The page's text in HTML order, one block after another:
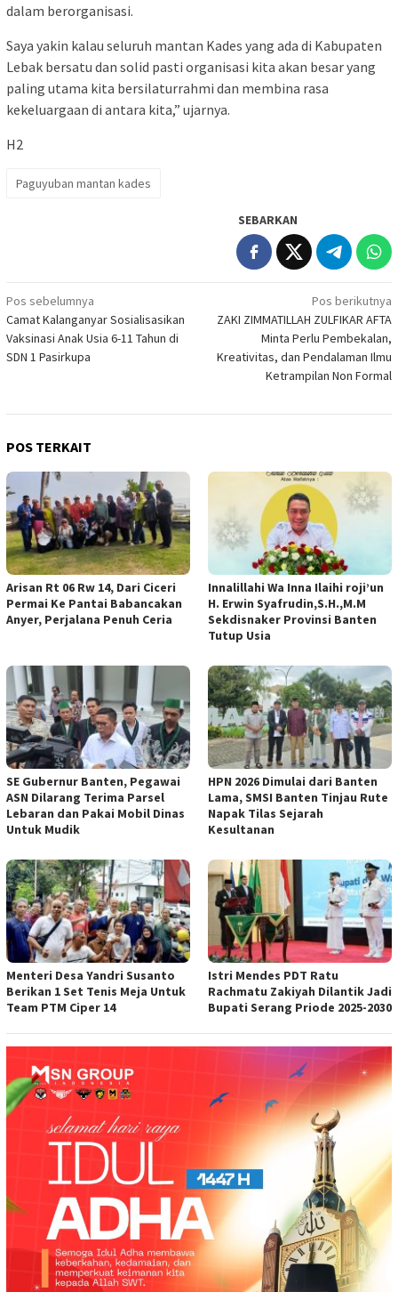
dalam berorganisasi.
Saya yakin kalau seluruh mantan Kades yang ada di Kabupaten
Lebak bersatu dan solid pasti organisasi kita akan besar yang
paling utama kita bersilaturrahmi dan membina rasa
kekeluargaan di antara kita,” ujarnya.
H2
Paguyuban mantan kades
SEBARKAN
Navigasi
pos
Pos sebelumnya
Camat Kalanganyar Sosialisasikan
Vaksinasi Anak Usia 6-11 Tahun di
SDN 1 Pasirkupa
Pos berikutnya
ZAKI ZIMMATILLAH ZULFIKAR AFTA
Minta Perlu Pembekalan,
Kreativitas, dan Pendalaman Ilmu
Ketrampilan Non Formal
POS TERKAIT
Arisan Rt 06 Rw 14, Dari Ciceri
Permai Ke Pantai Babancakan
Anyer, Perjalana Penuh Ceria
Innalillahi Wa Inna Ilaihi roji’un
H. Erwin Syafrudin,S.H.,M.M
Sekdisnaker Provinsi Banten
Tutup Usia
SE Gubernur Banten, Pegawai
ASN Dilarang Terima Parsel
Lebaran dan Pakai Mobil Dinas
Untuk Mudik
HPN 2026 Dimulai dari Banten
Lama, SMSI Banten Tinjau Rute
Napak Tilas Sejarah
Kesultanan
Menteri Desa Yandri Susanto
Berikan 1 Set Tenis Meja Untuk
Team PTM Ciper 14
Istri Mendes PDT Ratu
Rachmatu Zakiyah Dilantik Jadi
Bupati Serang Priode 2025-2030